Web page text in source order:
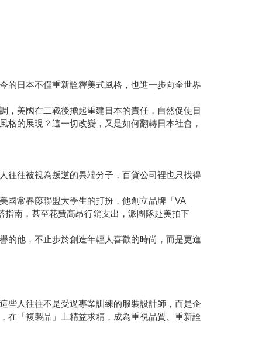
的日本不僅重新詮釋美式風格，也進一步向全世界
，美國在二戰後擔起重建日本的責任，自然促使日
的展現？這一切改變，又是如何翻轉日本社會，
往往被視為叛逆的異端分子，百貨公司裡也只找得
國常春藤聯盟大學生的打扮，他創立品牌「VA
指南，甚至花費高昂行銷支出，派團隊赴美拍下
的他，不止步於創造年輕人喜歡的時尚，而是更進
些人往往不是受過專業訓練的服裝設計師，而是企
在「複製品」上精益求精，成為重視品質、重新詮